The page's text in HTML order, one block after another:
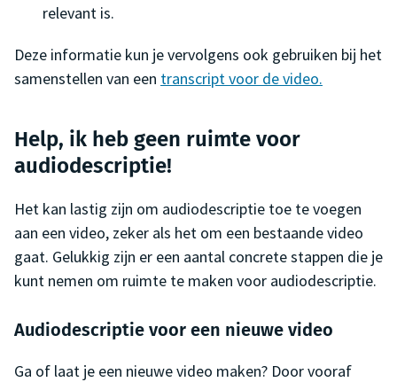
relevant is.
Deze informatie kun je vervolgens ook gebruiken bij het
samenstellen van een transcript voor de video.
Help, ik heb geen ruimte voor
audiodescriptie!
Het kan lastig zijn om audiodescriptie toe te voegen
aan een video, zeker als het om een bestaande video
gaat. Gelukkig zijn er een aantal concrete stappen die je
kunt nemen om ruimte te maken voor audiodescriptie.
Audiodescriptie voor een nieuwe video
Ga of laat je een nieuwe video maken? Door vooraf